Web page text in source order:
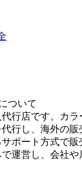
ついて
行店です。カ
行し、海外の
ポート方式で
運営し、会社